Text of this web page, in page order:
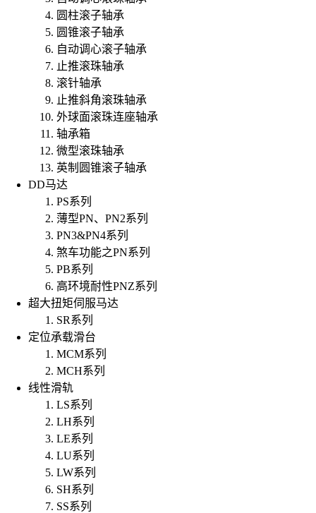
圆柱滚子轴承
圆锥滚子轴承
自动调心滚子轴承
止推滚珠轴承
滚针轴承
止推斜角滚珠轴承
外球面滚珠连座轴承
轴承箱
微型滚珠轴承
英制圆锥滚子轴承
DD马达
PS系列
薄型PN、PN2系列
PN3&PN4系列
煞车功能之PN系列
PB系列
高环境耐性PNZ系列
超大扭矩伺服马达
SR系列
定位承载滑台
MCM系列
MCH系列
线性滑轨
LS系列
LH系列
LE系列
LU系列
LW系列
SH系列
SS系列